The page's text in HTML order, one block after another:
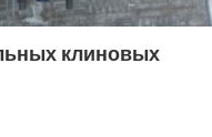
клиновых